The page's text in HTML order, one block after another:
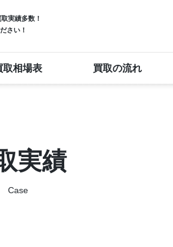
実績多数！
さい！
取相場表 買取の流れ
実績
Case